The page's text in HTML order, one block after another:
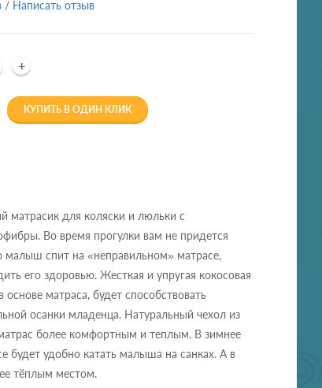
/ Написать отзыв
+
КУПИТЬ В ОДИН КЛИК
матрасик для коляски и люльки с
Во время прогулки вам не придется
малыш спит на «неправильном» матрасе,
его здоровью. Жесткая и упругая кокосовая
основе матраса, будет способствовать
осанки младенца. Натуральный чехол из
более комфортным и теплым. В зимнее
будет удобно катать малыша на санках. А в
тёплым местом.